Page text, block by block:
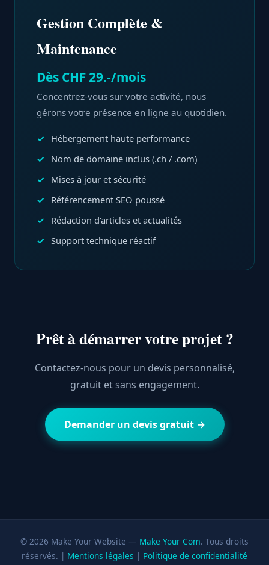
Gestion Complète &
Maintenance
Dès CHF 29.-/mois
Concentrez-vous sur votre activité, nous
gérons votre présence en ligne au quotidien.
Hébergement haute performance
Nom de domaine inclus (.ch / .com)
Mises à jour et sécurité
Référencement SEO poussé
Rédaction d'articles et actualités
Support technique réactif
Prêt à démarrer votre projet ?
Contactez-nous pour un devis personnalisé,
gratuit et sans engagement.
Demander un devis gratuit →
© 2026 Make Your Website — Make Your Com. Tous droits
réservés. | Mentions légales | Politique de confidentialité